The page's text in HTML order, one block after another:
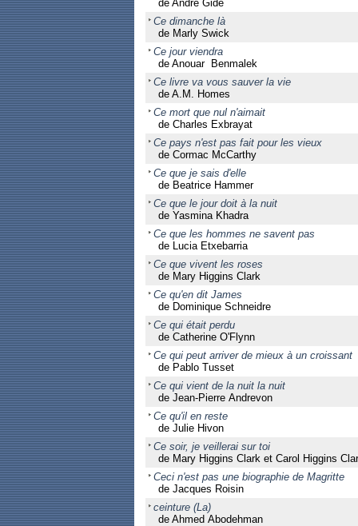
de André Gide
Ce dimanche là
de Marly Swick
Ce jour viendra
de Anouar Benmalek
Ce livre va vous sauver la vie
de A.M. Homes
Ce mort que nul n'aimait
de Charles Exbrayat
Ce pays n'est pas fait pour les vieux
de Cormac McCarthy
Ce que je sais d'elle
de Beatrice Hammer
Ce que le jour doit à la nuit
de Yasmina Khadra
Ce que les hommes ne savent pas
de Lucia Etxebarria
Ce que vivent les roses
de Mary Higgins Clark
Ce qu'en dit James
de Dominique Schneidre
Ce qui était perdu
de Catherine O'Flynn
Ce qui peut arriver de mieux à un croissant
de Pablo Tusset
Ce qui vient de la nuit la nuit
de Jean-Pierre Andrevon
Ce qu'il en reste
de Julie Hivon
Ce soir, je veillerai sur toi
de Mary Higgins Clark et Carol Higgins
Ceci n'est pas une biographie de Magritte
de Jacques Roisin
ceinture (La)
de Ahmed Abodehman